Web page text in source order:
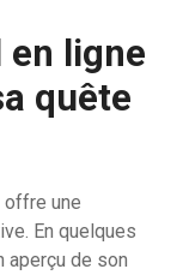
en ligne
quête
offre une
En quelques
aperçu de son